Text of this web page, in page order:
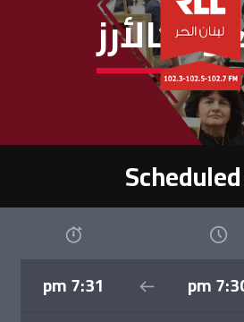
كالأرز
7:30
7:31 pm